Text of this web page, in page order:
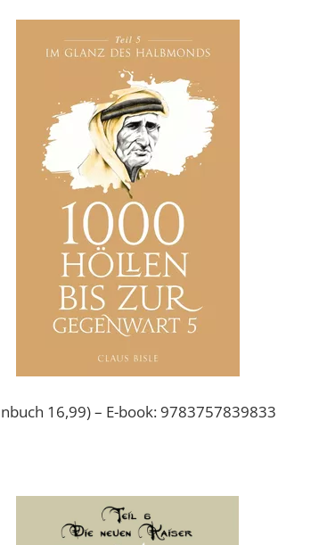
16,99) – E-book: 9783757839833